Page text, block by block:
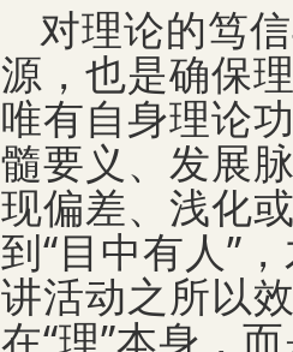
对理论的笃
源，也是确保
唯有自身理论
髓要义、发展
现偏差、浅化
到“目中有人”
讲活动之所以
在“理”本身，